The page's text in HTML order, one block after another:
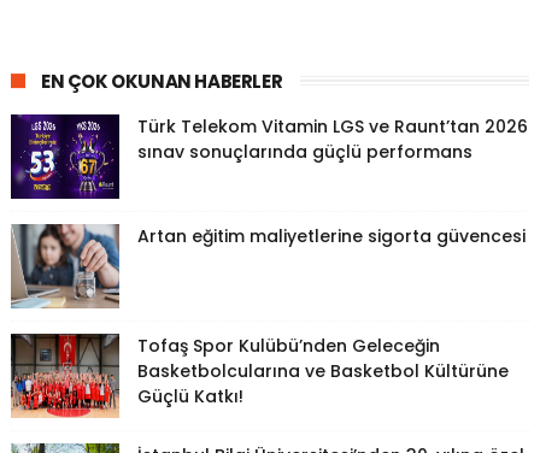
EN ÇOK OKUNAN HABERLER
Türk Telekom Vitamin LGS ve Raunt’tan 2026
sınav sonuçlarında güçlü performans
Artan eğitim maliyetlerine sigorta güvencesi
Tofaş Spor Kulübü’nden Geleceğin
Basketbolcularına ve Basketbol Kültürüne
Güçlü Katkı!